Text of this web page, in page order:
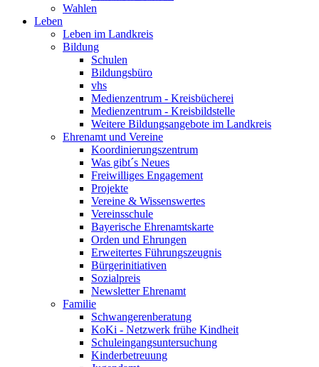
Wahlen
Leben
Leben im Landkreis
Bildung
Schulen
Bildungsbüro
vhs
Medienzentrum - Kreisbücherei
Medienzentrum - Kreisbildstelle
Weitere Bildungsangebote im Landkreis
Ehrenamt und Vereine
Koordinierungszentrum
Was gibt´s Neues
Freiwilliges Engagement
Projekte
Vereine & Wissenswertes
Vereinsschule
Bayerische Ehrenamtskarte
Orden und Ehrungen
Erweitertes Führungszeugnis
Bürgerinitiativen
Sozialpreis
Newsletter Ehrenamt
Familie
Schwangerenberatung
KoKi - Netzwerk frühe Kindheit
Schuleingangsuntersuchung
Kinderbetreuung